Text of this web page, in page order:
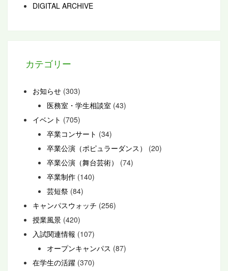
DIGITAL ARCHIVE
カテゴリー
お知らせ (303)
医務室・学生相談室 (43)
イベント (705)
卒業コンサート (34)
卒業公演（ポピュラーダンス）
(20)
卒業公演（舞台芸術）
(74)
卒業制作 (140)
芸短祭 (84)
キャンパスウォッチ (256)
授業風景 (420)
入試関連情報 (107)
オープンキャンパス (87)
在学生の活躍 (370)